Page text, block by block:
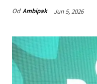
Od Ambipak Jun 5, 2026